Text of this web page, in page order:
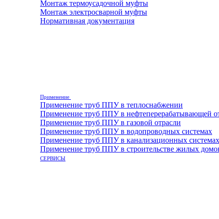
Монтаж термоусадочной муфты
Монтаж электросварной муфты
Нормативная документация
Применение
Применение труб ППУ в теплоснабжении
Применение труб ППУ в нефтеперерабатывающей
Применение труб ППУ в газовой отрасли
Применение труб ППУ в водопроводных системах
Применение труб ППУ в канализационных системах
Применение труб ППУ в строительстве жилых
СЕРВИСЫ